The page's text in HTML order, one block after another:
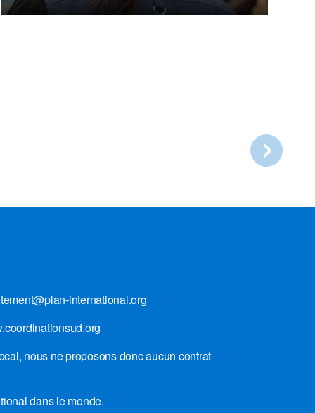
international.org
nous ne proposons donc aucun contrat
dans le monde.